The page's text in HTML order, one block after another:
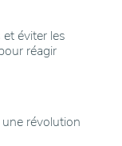
éviter les
réagir
révolution